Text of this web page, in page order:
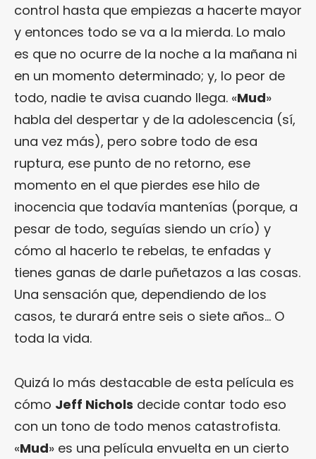
control hasta que empiezas a hacerte mayor
y entonces todo se va a la mierda. Lo malo
es que no ocurre de la noche a la mañana ni
en un momento determinado; y, lo peor de
todo, nadie te avisa cuando llega. «Mud»
habla del despertar y de la adolescencia (sí,
una vez más), pero sobre todo de esa
ruptura, ese punto de no retorno, ese
momento en el que pierdes ese hilo de
inocencia que todavía mantenías (porque, a
pesar de todo, seguías siendo un crío) y
cómo al hacerlo te rebelas, te enfadas y
tienes ganas de darle puñetazos a las cosas.
Una sensación que, dependiendo de los
casos, te durará entre seis o siete años… O
toda la vida.
Quizá lo más destacable de esta película es
cómo Jeff Nichols decide contar todo eso
con un tono de todo menos catastrofista.
«Mud» es una película envuelta en un cierto